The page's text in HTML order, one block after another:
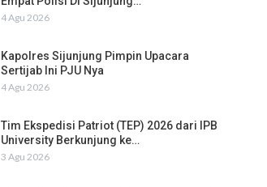
4 Agu 2026
Kapolres Sijunjung Pimpin Upacara
Sertijab Ini PJU Nya
4 Agu 2026
Tim Ekspedisi Patriot (TEP) 2026 dari IPB
University Berkunjung ke…
3 Agu 2026